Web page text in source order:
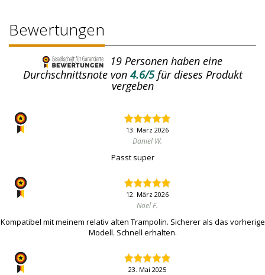
Bewertungen
19 Personen haben eine
Durchschnittsnote von4.6/5für dieses Produkt
vergeben
13. März 2026
Daniel W.
Passt super
12. März 2026
Noel F.
Kompatibel mit meinem relativ alten Trampolin. Sicherer als das vorherige
Modell. Schnell erhalten.
23. Mai 2025